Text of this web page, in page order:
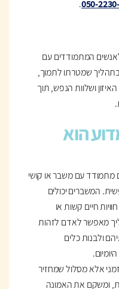
050-
.
המתמודדים עם
בתהליך שמטרתו לתמוך,
ושלוות הנפש, תוך
הוא
מתמודד עם משבר או קושי
המשברים יכולים
חיים קשות או
מאפשר לאדם לזהות
ולבנות כלים
זמני אלא מסלול שמחזיר
ומשקם את האמונה